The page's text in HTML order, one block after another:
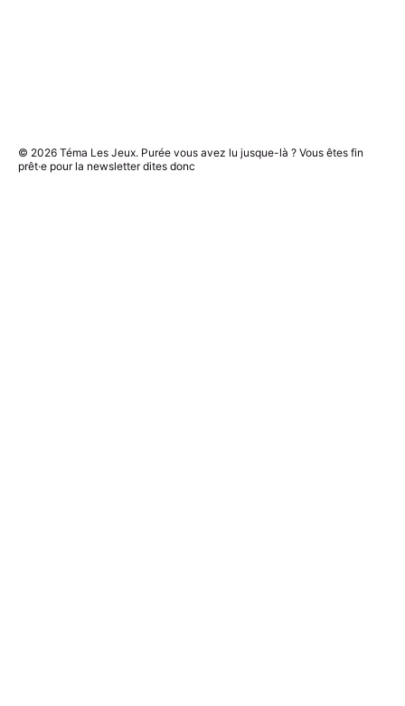
© 2026 Téma Les Jeux. Purée vous avez lu jusque-là ? Vous êtes fin
prêt·e pour la newsletter dites donc